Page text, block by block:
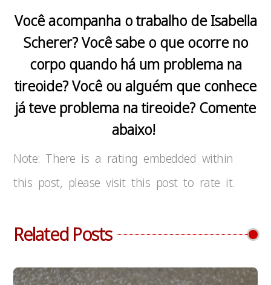
Você acompanha o trabalho de Isabella
Scherer? Você sabe o que ocorre no
corpo quando há um problema na
tireoide? Você ou alguém que conhece
já teve problema na tireoide? Comente
abaixo!
Note: There is a rating embedded within
this post, please visit this post to rate it.
Related Posts